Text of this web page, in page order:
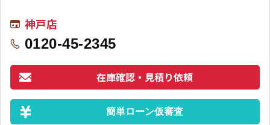
神戸店
0120-45-2345
在庫確認・見積り依頼
簡単ローン仮審査